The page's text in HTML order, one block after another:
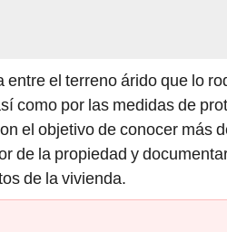
entre el terreno árido que lo
como por las medidas de
el objetivo de conocer más
de la propiedad y
de la vivienda.